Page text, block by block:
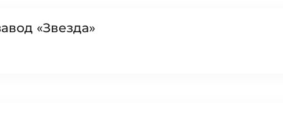
«Звезда»